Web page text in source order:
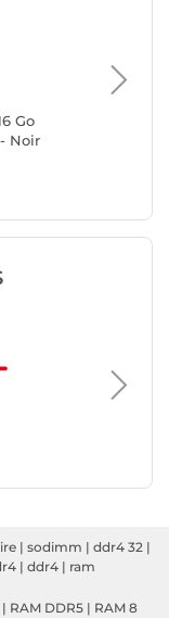
Go
Noir
| sodimm | ddr4 32 |
| ddr4 | ram
| RAM DDR5 | RAM 8